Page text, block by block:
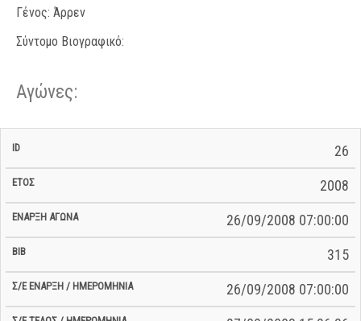
Γένος: Άρρεν
Σύντομο Βιογραφικό:
Αγώνες:
Αγώνα
Ημερομηνία
26
2008
26/09/2008 07:00:00
315
26/09/2008 07:00:00